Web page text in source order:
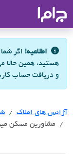
-
اطلاعیه! اگر
هستید، همین حالا
و دریافت حساب
آژانس های املاک
مشاورین مسکن